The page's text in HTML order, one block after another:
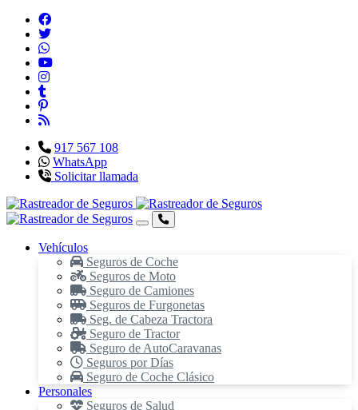
917 567 108
WhatsApp
Solicitar llamada
Vehículos
Seguros de Coche
Seguros de Moto
Seguro de Camiones
Seguros de Furgonetas
Seg. de Cabeza Tractora
Seguro de Tractor
Seguro de AutoCaravanas
Seguros por Días
Seguro de Coche Clásico
Personales
Seguros de Salud